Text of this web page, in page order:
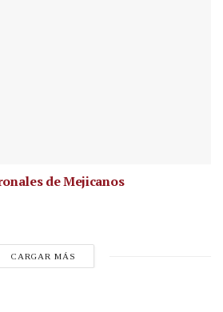
de Mejicanos
CARGAR MÁS